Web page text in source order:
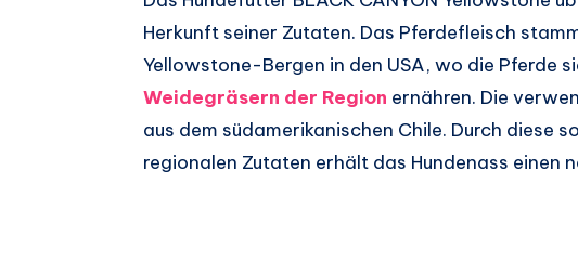
Herkunft seiner Zutaten. Das Pferdefleisch
Yellowstone-Bergen in den USA, wo die Pferde
Weidegräsern der Region ernähren. Die
aus dem südamerikanischen Chile. Durch diese
regionalen Zutaten erhält das Hundenass einen